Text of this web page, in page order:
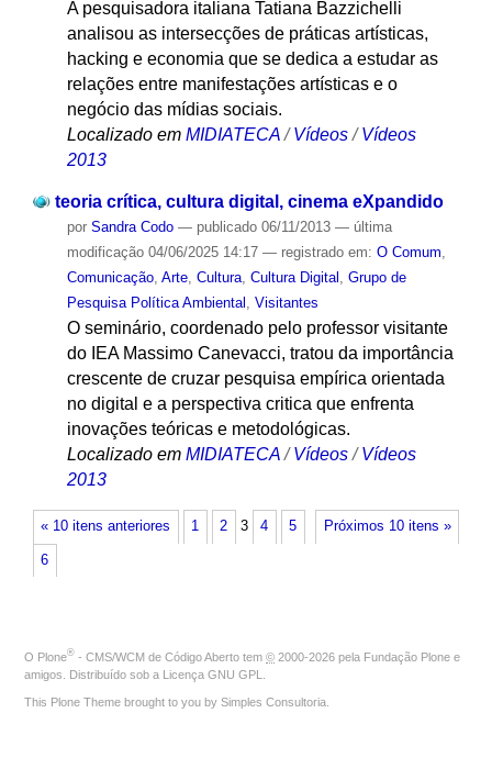
A pesquisadora italiana Tatiana Bazzichelli
analisou as intersecções de práticas artísticas,
hacking e economia que se dedica a estudar as
relações entre manifestações artísticas e o
negócio das mídias sociais.
Localizado em MIDIATECA /Vídeos /Vídeos
2013
teoria crítica, cultura digital, cinema eXpandido
por Sandra Codo — publicado06/11/2013 — última
modificação04/06/2025 14:17 — registrado em: O Comum,
Comunicação, Arte, Cultura, Cultura Digital , Grupo de
Pesquisa Política Ambiental , Visitantes
O seminário, coordenado pelo professor visitante
do IEA Massimo Canevacci, tratou da importância
crescente de cruzar pesquisa empírica orientada
no digital e a perspectiva critica que enfrenta
inovações teóricas e metodológicas.
Localizado em MIDIATECA /Vídeos /Vídeos
2013
« 10 itens anteriores Próximos 10 itens »
1 2 3 4 5
6
O Plone® - CMS/WCM de Código Aberto tem © 2000-2026 pela Fundação Plone e
amigos. Distribuído sob a Licença GNU GPL
This Plone Theme brought to you by Simples Consultoria